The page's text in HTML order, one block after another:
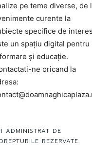
pe teme diverse, de
curente la
specifice de
un spațiu digital pentru
și educație.
ne oricand la
ADMINISTRAT DE
REZERVATE.